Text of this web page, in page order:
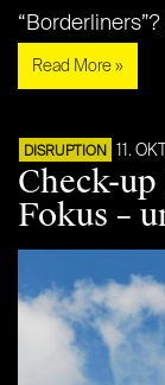
“Borderliners”?
Read More »
DISRUPTION 11.
Check-
Fokus –